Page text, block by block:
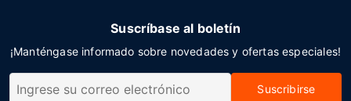
Suscríbase al boletín
¡Manténgase informado sobre novedades y ofertas especiales!
Suscribirse